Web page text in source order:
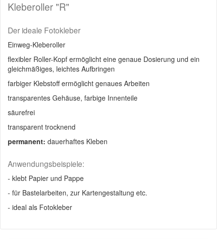
Kleberoller "R"
Der ideale Fotokleber
Einweg-Kleberoller
flexibler Roller-Kopf ermöglicht eine genaue Dosierung und ein
gleichmäßiges, leichtes Aufbringen
farbiger Klebstoff ermöglicht genaues Arbeiten
transparentes Gehäuse, farbige Innenteile
säurefrei
transparent trocknend
permanent: dauerhaftes Kleben
Anwendungsbeispiele:
- klebt Papier und Pappe
- für Bastelarbeiten, zur Kartengestaltung etc.
- ideal als Fotokleber